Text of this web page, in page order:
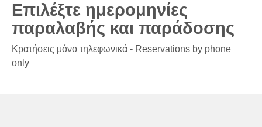
Επιλέξτε ημερομηνίες
παραλαβής και παράδοσης
Κρατήσεις μόνο τηλεφωνικά - Reservations by phone
only